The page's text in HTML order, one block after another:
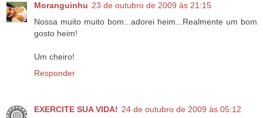
Moranguinhu 23 de outubro de 2009 às 21:15
Nossa muito muito bom...adorei heim...Realmente um bom
gosto heim!
Um cheiro!
Responder
EXERCITE SUA VIDA! 24 de outubro de 2009 às 05:12